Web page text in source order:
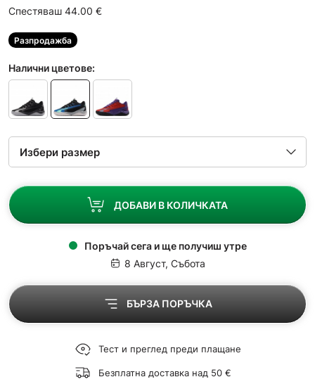
Спестяваш 44.00 €
Разпродажба
Налични цветове:
ДОБАВИ В КОЛИЧКАТА
Поръчай сега и ще получиш утре
8 Август, Събота
БЪРЗА ПОРЪЧКА
Тест и преглед преди плащане
Безплатна доставка над 50 €